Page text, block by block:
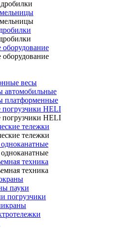
оборудование
оборудование
весы
автомобильные
платформенные
HELI
HELI
тележки
тележки
техника
техника
пауки
погрузчики